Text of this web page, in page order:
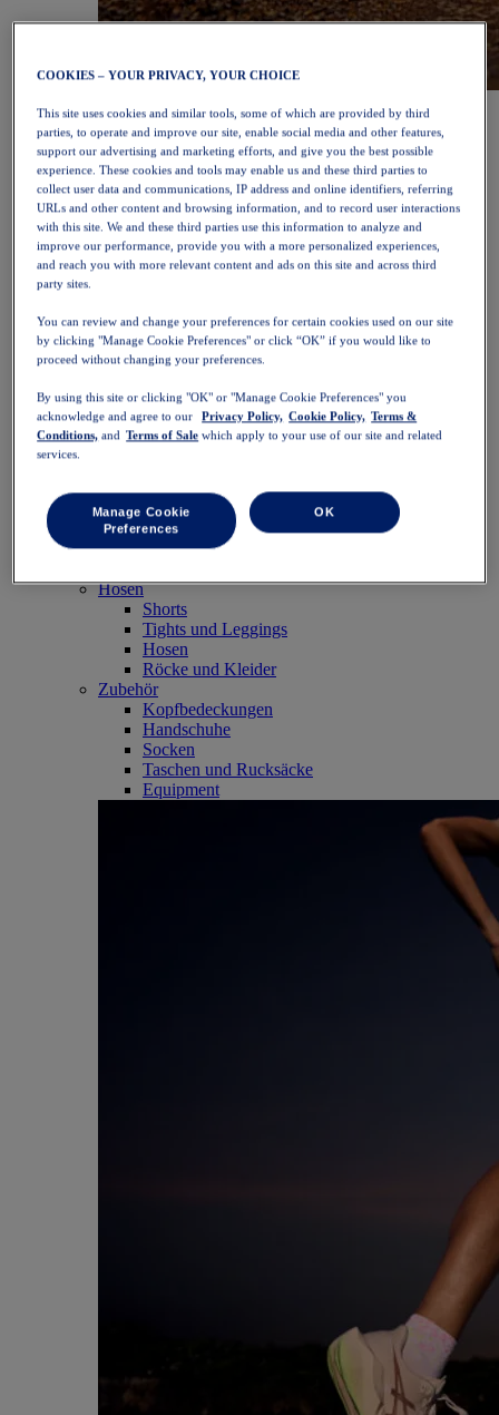
NOVABLAST™ 6 Jetzt shoppen
Damen
Ausgewählt
Neue Artikel
Bestseller
PLATINUM Collection
PERFORMANCE LIFE-kollektion
NOVABLAST™ 6
Schuhe
Tennis
Volleyball
Handball
Padel
Korbball
SportStyle
Tops
Tanktops
Kurzarmshirts
Langarmshirts
Hoodies und Sweatshirts
Hosen
Shorts
Tights und Leggings
Hosen
Röcke und Kleider
Zubehör
Kopfbedeckungen
Handschuhe
Socken
Taschen und Rucksäcke
Equipment
COOKIES – YOUR PRIVACY, YOUR CHOICE
This site uses cookies and similar tools, some of which are provided by third
parties, to operate and improve our site, enable social media and other features,
support our advertising and marketing efforts, and give you the best possible
experience. These cookies and tools may enable us and these third parties to
collect user data and communications, IP address and online identifiers, referring
URLs and other content and browsing information, and to record user interactions
with this site. We and these third parties use this information to analyze and
improve our performance, provide you with a more personalized experiences,
and reach you with more relevant content and ads on this site and across third
party sites.
You can review and change your preferences for certain cookies used on our site
by clicking "Manage Cookie Preferences" or click “OK” if you would like to
proceed without changing your preferences.
By using this site or clicking "OK" or "Manage Cookie Preferences" you
acknowledge and agree to our
Privacy Policy, Cookie Policy, Terms &
Conditions, and Terms of Sale which apply to your use of our site and related
services.
Manage Cookie
Preferences
OK